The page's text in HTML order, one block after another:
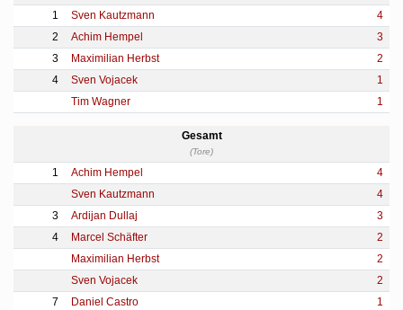
1 Sven Kautzmann
4
2
Achim Hempel
3
3
Maximilian Herbst
2
4
Sven Vojacek
1
Tim Wagner
1
Gesamt
(Tore)
1 Achim Hempel
4
Sven Kautzmann
4
3
Ardijan Dullaj
3
4
Marcel Schäfter
2
Maximilian Herbst
2
Sven Vojacek
2
7
Daniel Castro
1